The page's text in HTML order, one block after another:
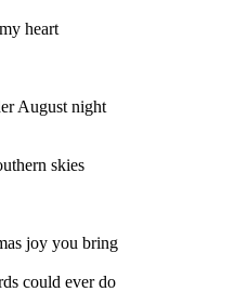
heart
August night
skies
joy you bring
could ever do